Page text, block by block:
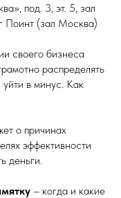
под. 3, эт. 5, зал
Поинт (зал Москва)
своего бизнеса
распределять
в минус. Как
о причинах
эффективности
деньги.
– когда и какие